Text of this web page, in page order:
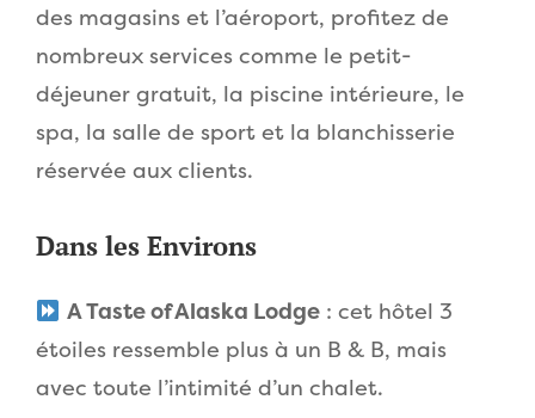
des magasins et l’aéroport, profitez de
nombreux services comme le petit-
déjeuner gratuit, la piscine intérieure, le
spa, la salle de sport et la blanchisserie
réservée aux clients.
Dans les Environs
A Taste of Alaska Lodge: cet hôtel 3
étoiles ressemble plus à un B & B, mais
avec toute l’intimité d’un chalet.